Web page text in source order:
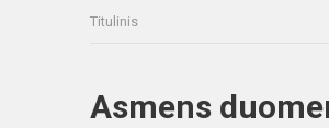
Titulinis
Asmens